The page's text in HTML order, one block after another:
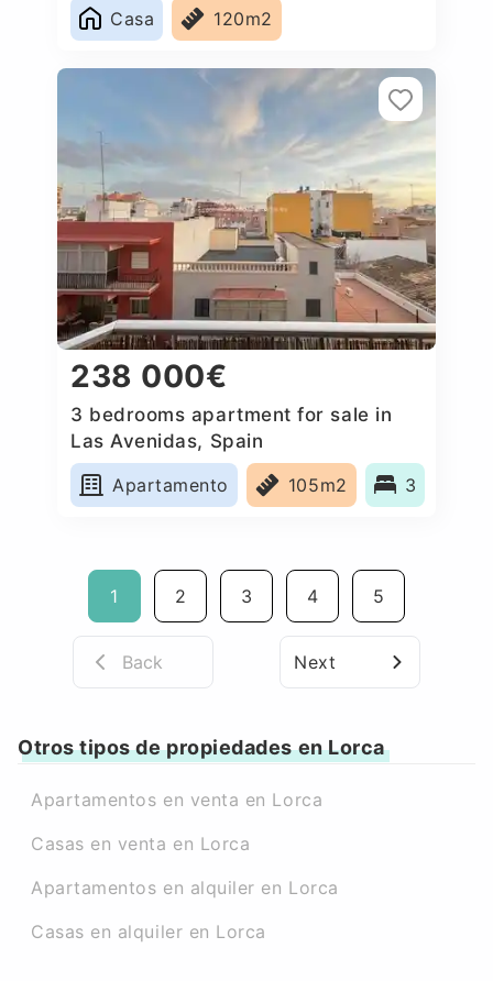
Casa 120m2
238 000€
3 bedrooms apartment for sale in
Las Avenidas, Spain
Apartamento
105m2 3
1 2 3 4 5
Back Next
Otros tipos de propiedades en Lorca
Apartamentos en venta en Lorca
Casas en venta en Lorca
Apartamentos en alquiler en Lorca
Casas en alquiler en Lorca